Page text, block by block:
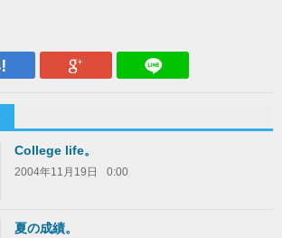
はてなブックマークGoogle Plus
College life。
2004年11月19日 0:00
夏の成績。